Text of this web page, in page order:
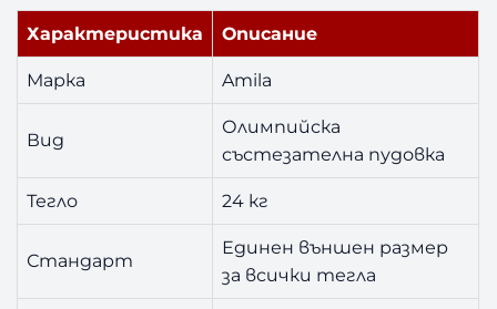
4
к
г
Характеристика Описание
Марка Amila
Вид
Олимпийска
състезателна пудовка
Тегло 24 кг
Стандарт
Единен външен размер
за всички тегла